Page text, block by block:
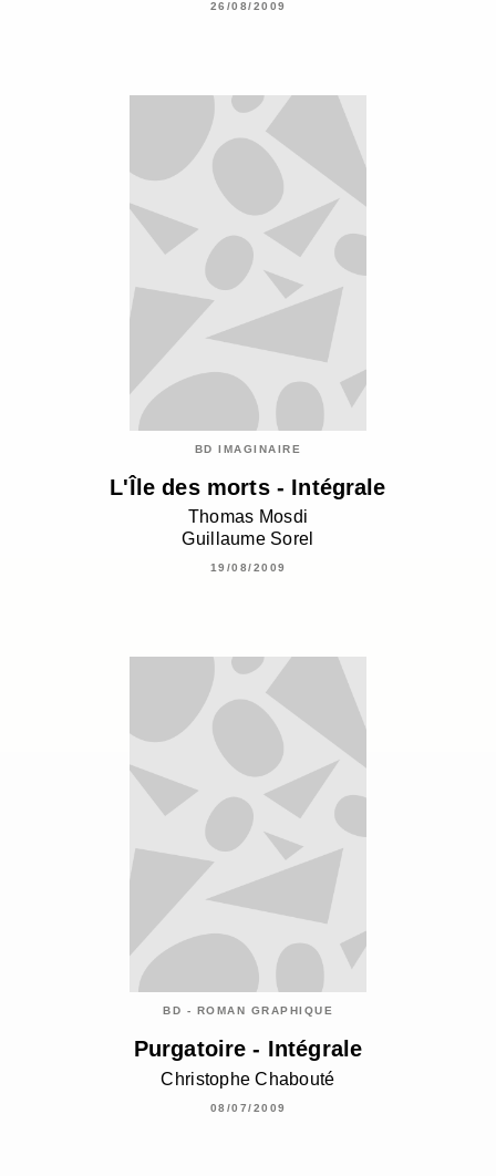
26/08/2009
BD IMAGINAIRE
L'Île des morts - Intégrale
Thomas Mosdi
Guillaume Sorel
19/08/2009
BD - ROMAN GRAPHIQUE
Purgatoire - Intégrale
Christophe Chabouté
08/07/2009